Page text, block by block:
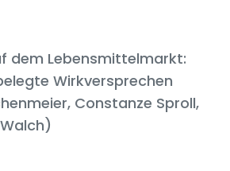
dem Lebensmittelmarkt:
Wirkversprechen
Constanze Sproll,